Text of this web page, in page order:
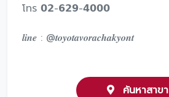
โทร 𝟬𝟮-𝟲𝟮𝟵-𝟰𝟬𝟬𝟬
𝒍𝒊𝒏𝒆 : @𝒕𝒐𝒚𝒐𝒕𝒂𝒗𝒐𝒓𝒂𝒄𝒉𝒂𝒌𝒚𝒐𝒏𝒕
ค้นหาสาขา